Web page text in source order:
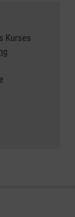
Kurses